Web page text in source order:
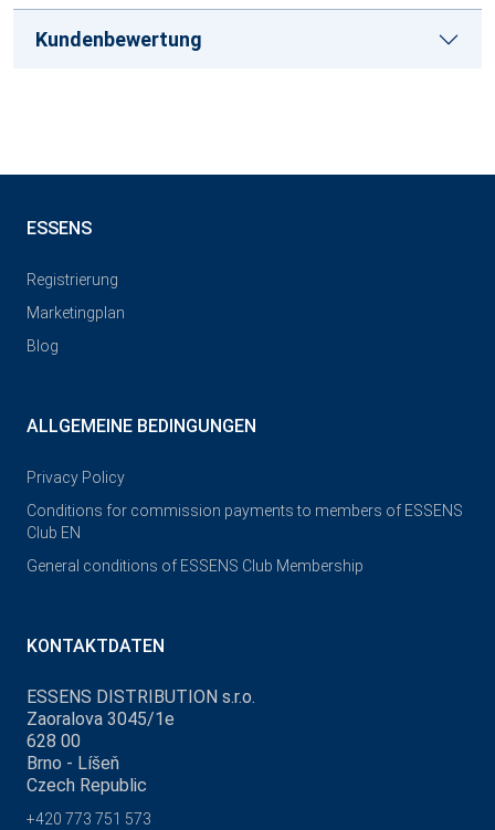
Kundenbewertung
ESSENS
Registrierung
Marketingplan
Blog
ALLGEMEINE BEDINGUNGEN
Privacy Policy
Conditions for commission payments to members of ESSENS
Club EN
General conditions of ESSENS Club Membership
KONTAKTDATEN
ESSENS DISTRIBUTION s.r.o.
Zaoralova 3045/1e
628 00
Brno - Líšeň
Czech Republic
+420 773 751 573